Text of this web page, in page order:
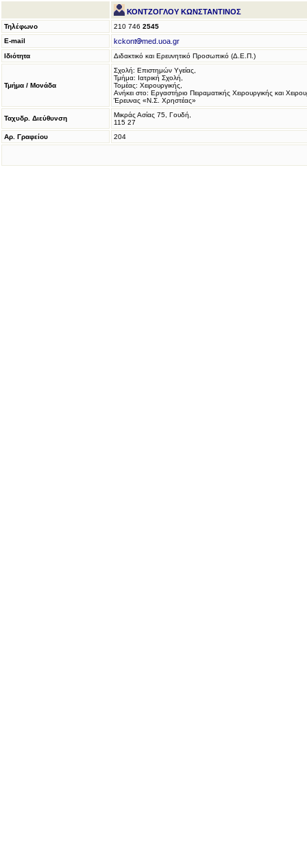
ΚΟΝΤΖΟΓΛΟΥ ΚΩΝΣΤΑΝΤΙΝΟΣ
Τηλέφωνο 210 746 2545
E-mail
kckont med.uoa.gr
Ιδιότητα Διδακτικό και Ερευνητικό Προσωπικό (Δ.Ε.Π.)
Τμήμα / Μονάδα
Σχολή: Επιστημών Υγείας,
Τμήμα: Ιατρική Σχολή,
Τομέας: Χειρουργικής,
Ανήκει στο: Εργαστήριο Πειραματικής Χειρουργικής και
Έρευνας «Ν.Σ. Χρηστέας»
Ταχυδρ. Διεύθυνση
Μικράς Ασίας 75, Γουδή,
115 27
Αρ. Γραφείου
204